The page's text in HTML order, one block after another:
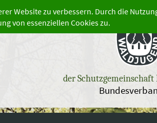
der Schutzgemeinschaft